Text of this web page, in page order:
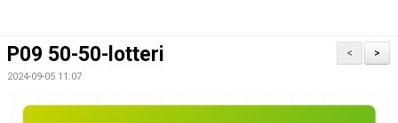
MATCHER
DOKUMENT
>
<
P09 50-50-lotteri
2024-09-05 11:07